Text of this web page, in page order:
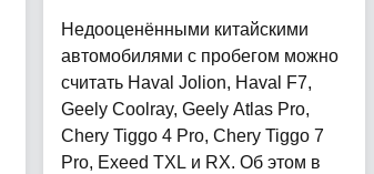
Недооценёнными китайскими
автомобилями с пробегом можно
считать Haval Jolion, Haval F7,
Geely Coolray, Geely Atlas Pro,
Chery Tiggo 4 Pro, Chery Tiggo 7
Pro, Exeed TXL и RX. Об этом в